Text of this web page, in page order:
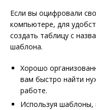
Если вы оцифровали
компьютере, для
создать таблицу с
шаблона.
Хорошо
вам быстро найти
работе.
Используя шаблоны,